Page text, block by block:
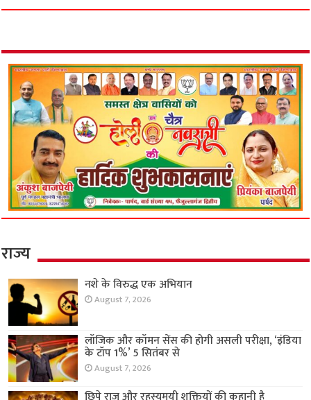
राज्य
नशे के विरुद्ध एक अभियान
August 7, 2026
लॉजिक और कॉमन सेंस की होगी असली परीक्षा, ‘इंडिया
के टॉप 1%’ 5 सितंबर से
August 7, 2026